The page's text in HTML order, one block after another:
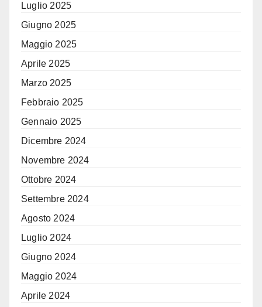
Luglio 2025
Giugno 2025
Maggio 2025
Aprile 2025
Marzo 2025
Febbraio 2025
Gennaio 2025
Dicembre 2024
Novembre 2024
Ottobre 2024
Settembre 2024
Agosto 2024
Luglio 2024
Giugno 2024
Maggio 2024
Aprile 2024